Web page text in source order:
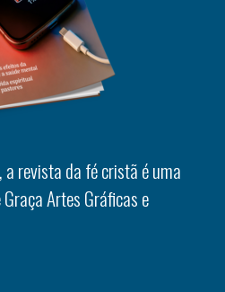
, a revista da fé cristã é uma
Artes Gráficas e